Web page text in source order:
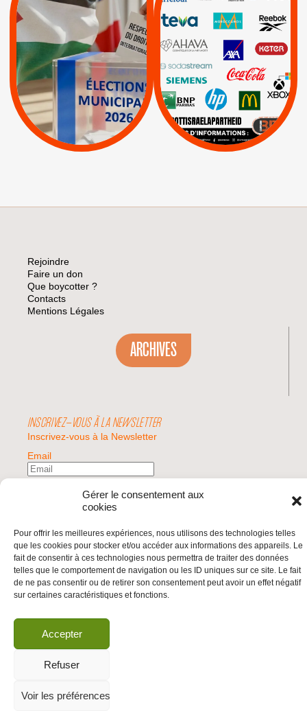
Gérer le consentement aux
cookies
Pour offrir les meilleures expériences, nous utilisons des technologies telles
que les cookies pour stocker et/ou accéder aux informations des appareils. Le
fait de consentir à ces technologies nous permettra de traiter des données
telles que le comportement de navigation ou les ID uniques sur ce site. Le fait
de ne pas consentir ou de retirer son consentement peut avoir un effet négatif
sur certaines caractéristiques et fonctions.
Accepter
Refuser
Voir les préférences
RESPECT DU DROIT
INTERNATIONAL EN
PALESTINE
APPELS | Actus
Espaces Sans
Apartheid
| Lettres d'interpellation
Pétitions
AXA BNP | CAF |
Carrefour | HP |
Keter |
Livres et brochures |
Mehadrin | PUMA
Sodastream |
Visuels, tracts,
affiches,...
Rejoindre
Faire un don
Que boycotter ?
Contacts
Mentions Légales
ARCHIVES
INSCRIVEZ-VOUS À LA NEWSLETTER
Inscrivez-vous à la Newsletter
Email
Valider
© 2026 | BDS France | Boycott Désinvestissement Sanctions, la réponse
citoyenne et non-violente à l'impunité d'Israël |